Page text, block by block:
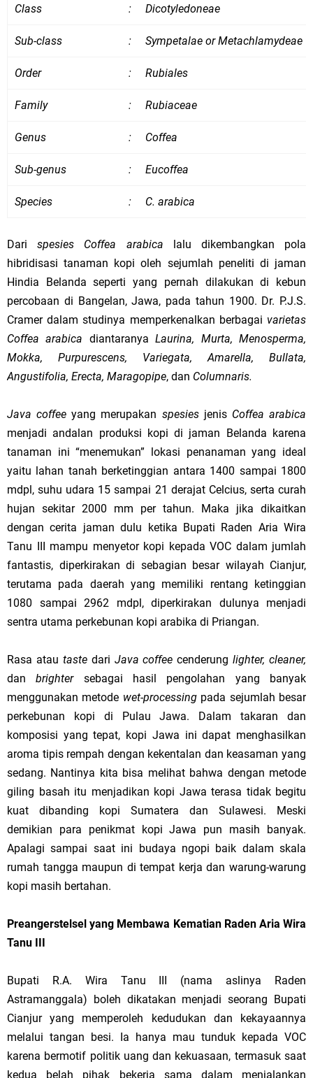
Class : Dicotyledoneae
Sub-class : Sympetalae or Metachlamydeae
Order : Rubiales
Family : Rubiaceae
Genus : Coffea
Sub-genus : Eucoffea
Species : C. arabica
Darispesies Coffea arabica lalu dikembangkan pola
hibridisasi tanaman kopi oleh sejumlah peneliti di jaman
Hindia Belanda seperti yang pernah dilakukan di kebun
percobaan di Bangelan, Jawa, pada tahun 1900. Dr. P.J.S.
Cramer dalam studinya memperkenalkan berbagai varietas
Coffea arabica diantaranyaLaurina, Murta, Menosperma,
Mokka, Purpurescens, Variegata, Amarella, Bullata,
Angustifolia, Erecta, Maragopipe, dan Columnaris.
Java coffee yang merupakan spesiesjenis Coffea arabica
menjadi andalan produksi kopi di jaman Belanda karena
tanaman ini “menemukan” lokasi penanaman yang ideal
yaitu lahan tanah berketinggian antara 1400 sampai 1800
mdpl, suhu udara 15 sampai 21 derajat Celcius, serta curah
hujan sekitar 2000 mm per tahun. Maka jika dikaitkan
dengan cerita jaman dulu ketika Bupati Raden Aria Wira
Tanu III mampu menyetor kopi kepada VOC dalam jumlah
fantastis, diperkirakan di sebagian besar wilayah Cianjur,
terutama pada daerah yang memiliki rentang ketinggian
1080 sampai 2962 mdpl, diperkirakan dulunya menjadi
sentra utama perkebunan kopi arabika di Priangan.
Rasa atau tastedari Java coffee cenderunglighter, cleaner,
danbrightersebagai hasil pengolahan yang banyak
menggunakan metode wet-processingpada sejumlah besar
perkebunan kopi di Pulau Jawa. Dalam takaran dan
komposisi yang tepat, kopi Jawa ini dapat menghasilkan
aroma tipis rempah dengan kekentalan dan keasaman yang
sedang. Nantinya kita bisa melihat bahwa dengan metode
giling basah itu menjadikan kopi Jawa terasa tidak begitu
kuat dibanding kopi Sumatera dan Sulawesi. Meski
demikian para penikmat kopi Jawa pun masih banyak.
Apalagi sampai saat ini budaya ngopi baik dalam skala
rumah tangga maupun di tempat kerja dan warung-warung
kopi masih bertahan.
Preangerstelsel yang Membawa Kematian Raden Aria Wira
Tanu III
Bupati R.A. Wira Tanu III (nama aslinya Raden
Astramanggala) boleh dikatakan menjadi seorang Bupati
Cianjur yang memperoleh kedudukan dan kekayaannya
melalui tangan besi. Ia hanya mau tunduk kepada VOC
karena bermotif politik uang dan kekuasaan, termasuk saat
kedua belah pihak bekerja sama dalam menjalankan